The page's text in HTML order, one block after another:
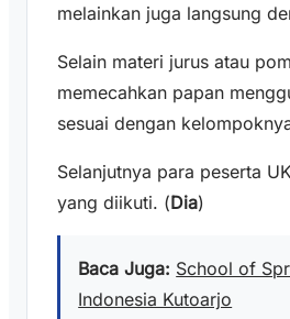
melainkan juga langsung
Selain materi jurus atau
memecahkan papan
sesuai dengan
Selanjutnya para peserta
yang diikuti. (Dia)
Baca Juga: School of
Indonesia Kutoarjo